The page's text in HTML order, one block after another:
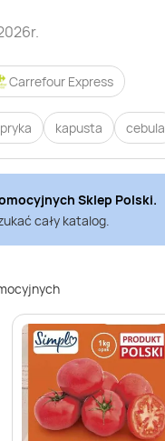
Carrefour Express
kapusta cebula
Sklep Polski.
cały katalog.